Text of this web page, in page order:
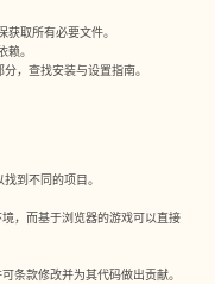
取所有必要文件。
。
，查找安装与设置指南。
到不同的项目。
条款修改并为其代码做出贡献。